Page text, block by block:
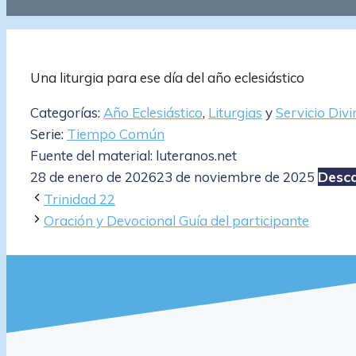
Una liturgia para ese día del año eclesiástico
Categorías: Año Eclesiástico, Liturgias yServicio
Serie: Tiempo Común
Fuente del material: luteranos.net
28 de enero de 202623 de noviembre de 2025
Trinidad 22
Oración y Devocional Guía del participante